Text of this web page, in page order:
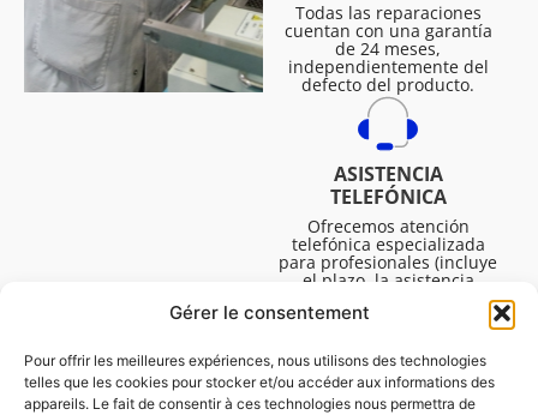
Gérer le consentement
Pour offrir les meilleures expériences, nous utilisons des technologies
telles que les cookies pour stocker et/ou accéder aux informations des
appareils. Le fait de consentir à ces technologies nous permettra de
Todas las reparaciones
cuentan con una garantía
de 24 meses,
independientemente del
defecto del producto.
ASISTENCIA
TELEFÓNICA
Ofrecemos atención
telefónica especializada
para profesionales (incluye
el plazo, la asistencia
técnica, etc.). El horario es
de lunes a viernes de 08:30